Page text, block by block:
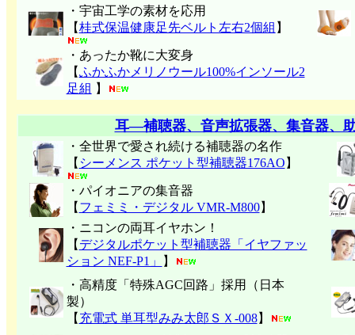
・宇宙工学の素材を応用
【桂式保温健康足先ベルト左右2個組 】
・あったか靴に大変身
【ふかふかメリノウール100%インソール2
足組 】
耳―補聴器、音声拡張器、集音器、
・全世界で愛され続ける補聴器の名作
【 シーメンス ポケット型補聴器176AO 】
・パイオニアの集音器
【 フェミミ・デジタル VMR-M800】
・ニコンの両耳イヤホン！
【 デジタルポケット型補聴器「イヤファッ
ション NEF-P1」
】
・高精度「特殊AGC回路」採用（日本
製）
【 充電式 単耳型みみ太郎ＳＸ-008】